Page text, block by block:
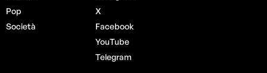
Le tue preferenze relative alla privacy